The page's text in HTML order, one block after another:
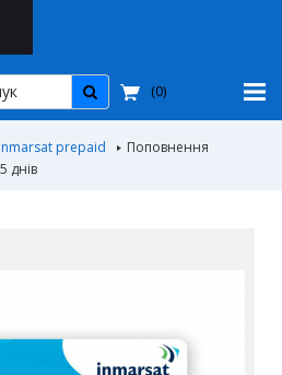
(0)
Inmarsat prepaid
Поповнення
днiв